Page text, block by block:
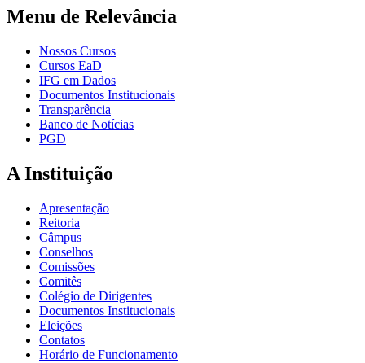
Menu de Relevância
Nossos Cursos
Cursos EaD
IFG em Dados
Documentos Institucionais
Transparência
Banco de Notícias
PGD
A Instituição
Apresentação
Reitoria
Câmpus
Conselhos
Comissões
Comitês
Colégio de Dirigentes
Documentos Institucionais
Eleições
Contatos
Horário de Funcionamento